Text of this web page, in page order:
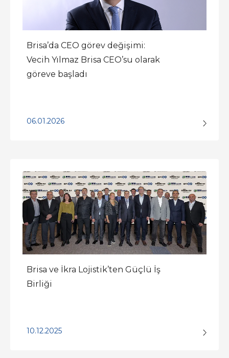
Brisa’da CEO görev değişimi:
Vecih Yılmaz Brisa CEO’su olarak
göreve başladı
06.01.2026
Brisa ve İkra Lojistik’ten Güçlü İş
Birliği
10.12.2025